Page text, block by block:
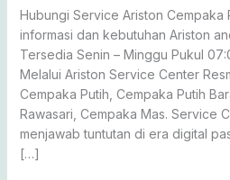
Hubungi Service Ariston Cempaka
informasi dan kebutuhan Ariston
Tersedia Senin – Minggu Pukul
Melalui Ariston Service Center
Cempaka Putih, Cempaka Putih
Rawasari, Cempaka Mas. Service
menjawab tuntutan di era digital
[…]
457